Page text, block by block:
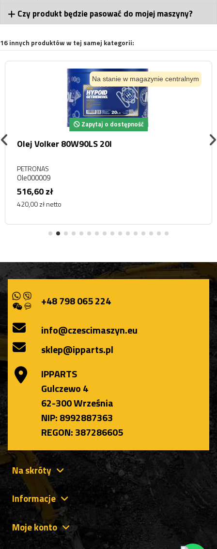
Czy produkt będzie pasować do mojej maszyny?
16 innych produktów w tej samej kategorii:
Na stanie w magazynie centralnym
Zapytaj o dostępność
Olej Volker 80W90LS 20l
PETRONAS
Ole000009
516,60 zł
420,00 zł netto
+48 798 065 224
info@czescimaszyn.eu
sklep@ipparts.pl
IPPARTS
Gulczewo 4
62-300 Września
NIP: 8992887363
REGON: 387286605
Na skróty
Informacje
Moje konto